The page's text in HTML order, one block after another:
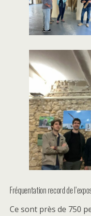
Fréquentation record de
Ce sont près de 750